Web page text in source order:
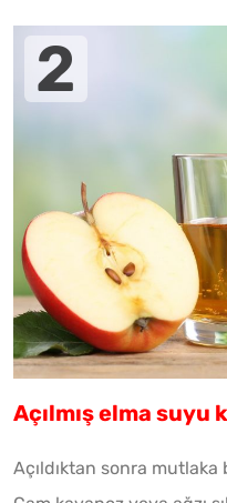
Açılmış elma suyu
Açıldıktan sonra mutlaka